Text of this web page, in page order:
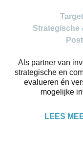
Strategische
Als partner van
strategische en
evalueren én
mogelijke
LEES